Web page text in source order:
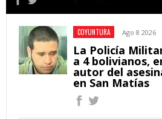
COYUNTURA Ago 8 2026
La Policía
a 4 bolivianos,
autor del
en San Matías